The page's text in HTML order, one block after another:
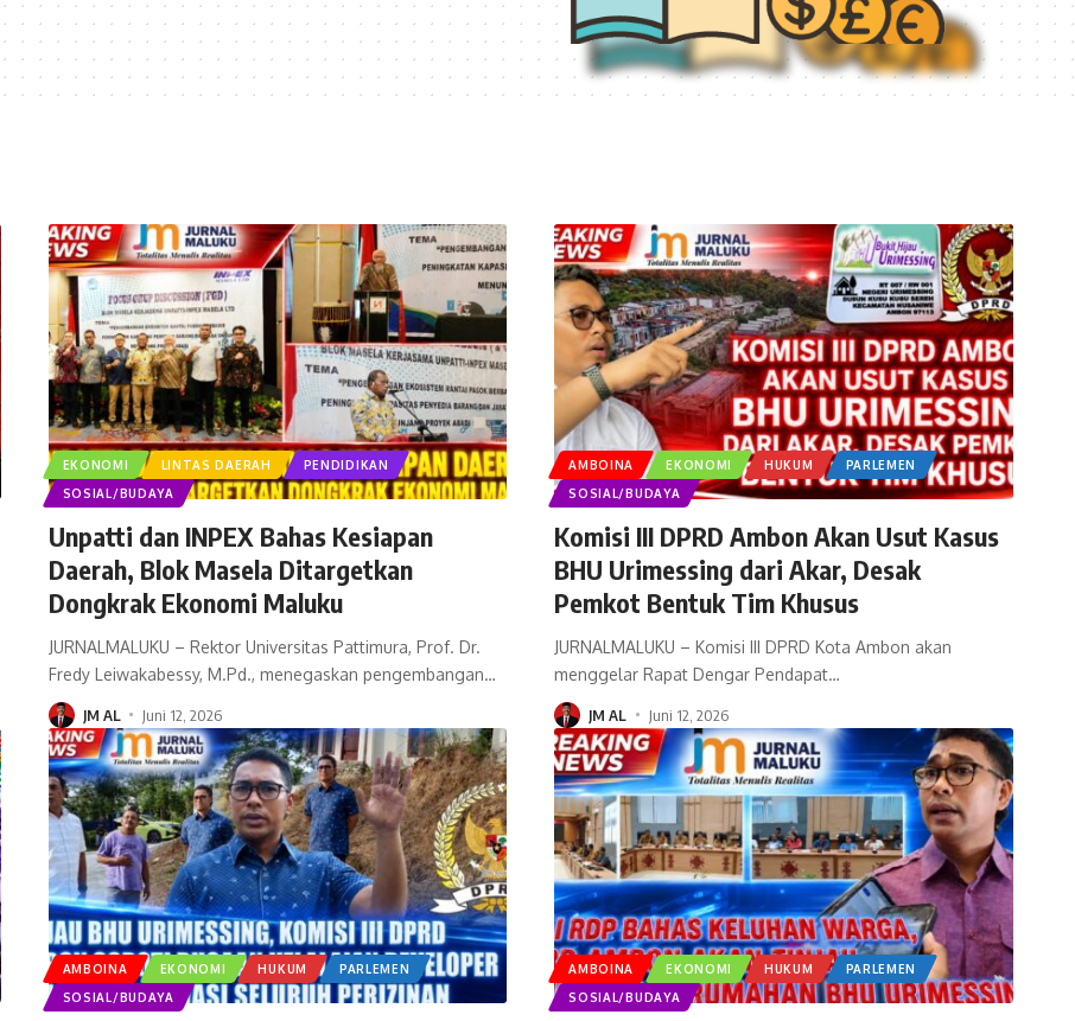
EKONOMI LINTAS DAERAH
PENDIDIKAN
SOSIAL/BUDAYA
Unpatti dan INPEX Bahas Kesiapan
Daerah, Blok Masela Ditargetkan
Dongkrak Ekonomi Maluku
JURNALMALUKU – Rektor Universitas Pattimura, Prof. Dr.
Fredy Leiwakabessy, M.Pd., menegaskan pengembangan…
JM AL Juni 12, 2026
AMBOINA EKONOMI HUKUM
PARLEMEN
SOSIAL/BUDAYA
Komisi III DPRD Ambon Akan Usut Kasus
BHU Urimessing dari Akar, Desak
Pemkot Bentuk Tim Khusus
JURNALMALUKU – Komisi III DPRD Kota Ambon akan
menggelar Rapat Dengar Pendapat…
JM AL Juni 12, 2026
AMBOINA EKONOMI HUKUM
PARLEMEN
SOSIAL/BUDAYA
AMBOINA EKONOMI HUKUM
PARLEMEN
SOSIAL/BUDAYA